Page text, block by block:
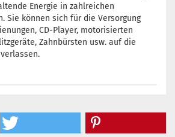
Energie in zahlreichen
Sie können sich für die Versorgung
CD-Player, motorisierten
Zahnbürsten usw. auf die